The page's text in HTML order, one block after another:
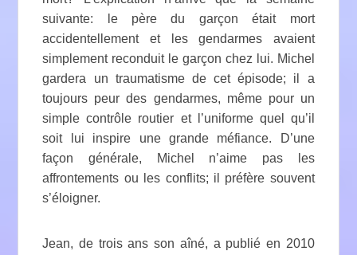
suivante: le père du garçon était mort
accidentellement et les gendarmes avaient
simplement reconduit le garçon chez lui. Michel
gardera un traumatisme de cet épisode; il a
toujours peur des gendarmes, même pour un
simple contrôle routier et l’uniforme quel qu’il
soit lui inspire une grande méfiance. D’une
façon générale, Michel n’aime pas les
affrontements ou les conflits; il préfère souvent
s’éloigner.
Jean, de trois ans son aîné, a publié en 2010